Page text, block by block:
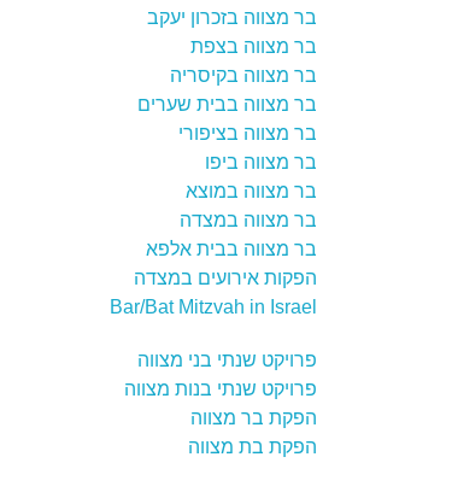
בר מצווה בזכרון יעקב
בר מצווה בצפת
בר מצווה בקיסריה
בר מצווה בבית שערים
בר מצווה בציפורי
בר מצווה ביפו
בר מצווה במוצא
בר מצווה במצדה
בר מצווה בבית אלפא
הפקות אירועים במצדה
Bar/Bat Mitzvah in Israel
פרויקט שנתי בני מצווה
פרויקט שנתי בנות מצווה
הפקת בר מצווה
הפקת בת מצווה